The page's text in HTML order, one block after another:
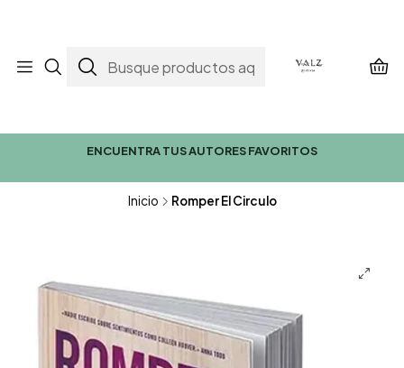
ENCUENTRA TUS AUTORES FAVORITOS
Inicio Romper El Circulo